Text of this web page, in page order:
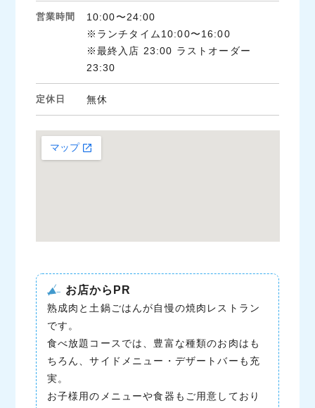
営業時間
10:00〜24:00
※ランチタイム10:00〜16:00
※最終入店 23:00 ラストオーダー
23:30
定休日 無休
お店からPR
熟成肉と土鍋ごはんが自慢の焼肉レストラン
です。
食べ放題コースでは、豊富な種類のお肉はも
ちろん、サイドメニュー・デザートバーも充
実。
お子様用のメニューや食器もご用意しており